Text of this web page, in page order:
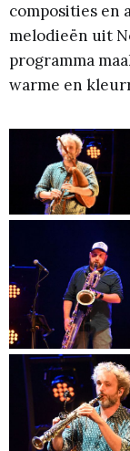
composities en
melodieën uit
programma
warme en